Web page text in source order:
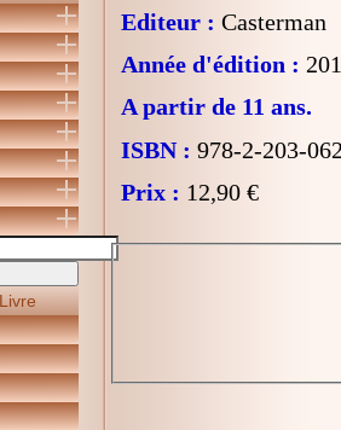
Editeur : Casterman
Année d'édition :
A partir de 11 ans.
ISBN : 978-2-203-
Prix : 12,90 €